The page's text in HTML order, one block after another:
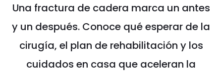
Una fractura de cadera marca un antes
y un después. Conoce qué esperar de la
cirugía, el plan de rehabilitación y los
cuidados en casa que aceleran la